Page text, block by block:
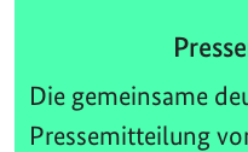
Die gemeinsame
Pressemitteilung